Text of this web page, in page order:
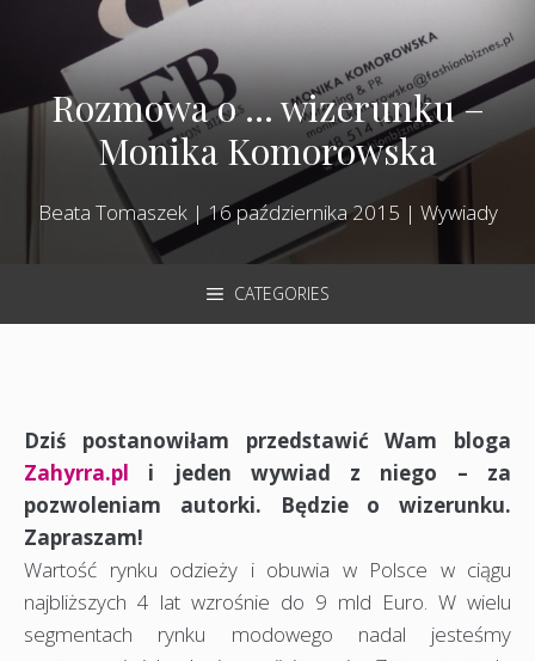
Rozmowa o … wizerunku –
Monika Komorowska
Beata Tomaszek|16 października 2015 | Wywiady
CATEGORIES
Dziś postanowiłam przedstawić Wam bloga
Zahyrra.pl i jeden wywiad z niego – za
pozwoleniam autorki. Będzie o wizerunku.
Zapraszam!
Wartość rynku odzieży i obuwia w Polsce w ciągu
najbliższych 4 lat wzrośnie do 9 mld Euro. W wielu
segmentach rynku modowego nadal jesteśmy